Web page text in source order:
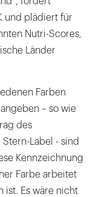
und plädiert für
Nutri-Scores,
Länder
Farben
– so wie
des
Label - sind
Kennzeichnung
Farbe arbeitet
ist. Es wäre nicht